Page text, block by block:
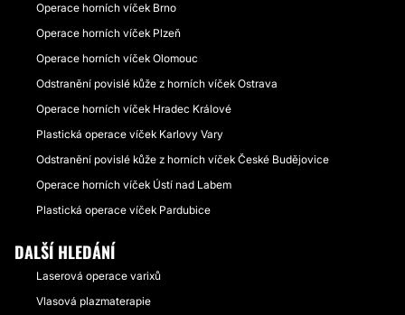
Operace horních víček Brno
Operace horních víček Plzeň
Operace horních víček Olomouc
Odstranění povislé kůže z horních víček Ostrava
Operace horních víček Hradec Králové
Plastická operace víček Karlovy Vary
Odstranění povislé kůže z horních víček České Budějovice
Operace horních víček Ústí nad Labem
Plastická operace víček Pardubice
DALŠÍ HLEDÁNÍ
Laserová operace varixů
Vlasová plazmaterapie